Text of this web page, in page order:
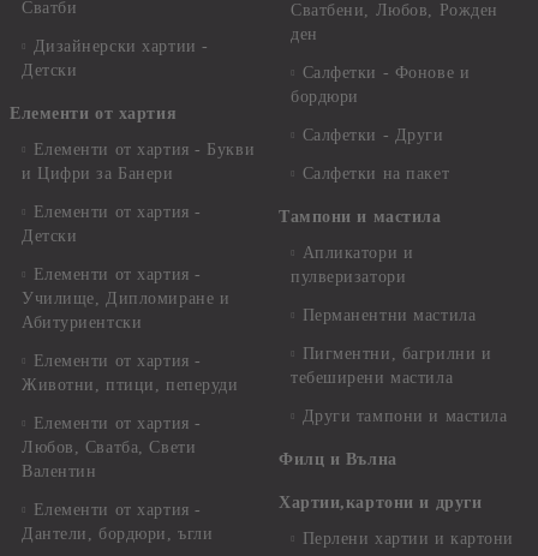
Сватби
Дизайнерски хартии -
Детски
Елементи от хартия
Елементи от хартия - Букви
и Цифри за Банери
Елементи от хартия -
Детски
Елементи от хартия -
Училище, Дипломиране и
Абитуриентски
Елементи от хартия -
Животни, птици, пеперуди
Елементи от хартия -
Любов, Сватба, Свети
Валентин
Елементи от хартия -
Дантели, бордюри, ъгли
Сватбени, Любов, Рожден
ден
Салфетки - Фонове и
бордюри
Салфетки - Други
Салфетки на пакет
Тампони и мастила
Апликатори и
пулверизатори
Перманентни мастила
Пигментни, багрилни и
тебеширени мастила
Други тампони и мастила
Филц и Вълна
Хартии,картони и други
Перлени хартии и картони